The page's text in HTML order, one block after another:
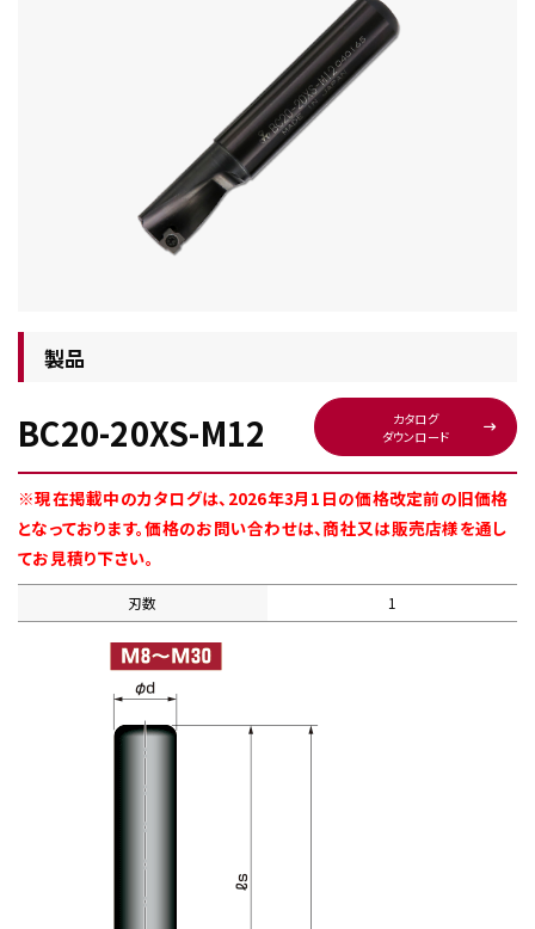
工具・部品一覧
生産終了品
製品
BC20-20XS-M12
カタログ
ダウンロード
※現在掲載中のカタログは、2026年3月1日の価格改定前の旧価格
となっております。価格のお問い合わせは、商社又は販売店様を通し
てお見積り下さい。
刃数 1